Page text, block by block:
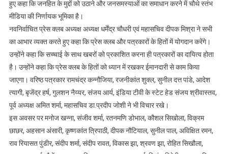
हुए कहा कि जनहित के मुद्दों को उठाने और जनसमस्याओं का समाधान करने में चौथे स्तंभ
मीडिया की निर्णायक भूमिका है।
नवनिर्वाचित प्रेस क्लब अध्यक्ष अध्यक्ष धर्मेंद्र चौधरी एवं महासचिव दीपक मिश्रा ने सभी
का आभार व्यक्त करते हुए कहा कि प्रेस क्लब और पत्रकारों के हितों में योगदान करेंगे।
उन्होंने कहा कि सच्चाई के साथ खबरों को प्रकाशित करना ही पत्रकारों का दायित्व होता
है। उन्होंने कहा कि प्रेस क्लब के हितों को ध्यान में रखकर ईमानदारी से काम किया
जाएगा। वरिष्ठ पत्रकार रामचंद्र कन्नौजिया, रजनीकांत शुक्ल, सुनील दत्त पांडे, आदेश
त्यागी, बृजेंद्र हर्ष, गुलशन नैय्यर, संजय आर्य, इंडिया टीवी के स्टेट हेड संजय श्रीवास्तव,
पूर्व अध्यक्ष अमित शर्मा, महासचिव डा.प्रदीप जोशी ने भी विचार रखे।
इस अवसर पर मनोज खन्ना, संजीव शर्मा, रतनमणि डोभाल, कौशल सिखोला, विक्रम
छाछर, अहसान अंसारी, कृष्णकांत त्रिपाठी, दीपक नौटियाल, सुनील पाल, अविक्षित रमन,
राव रियासत पुंडीर, संदीप शर्मा, संदीप रावत, विकास झा, श्रवण झा, रोहित सिखौला,